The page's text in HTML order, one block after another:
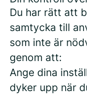
Du har rätt att
samtycka till
som inte är
genom att:
Ange dina
dyker upp när